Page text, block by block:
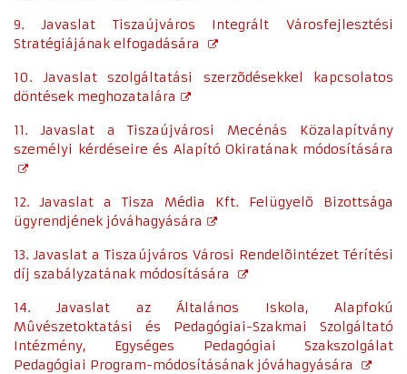
9. Javaslat Tiszaújváros Integrált Városfejlesztési
Stratégiájának elfogadására
10. Javaslat szolgáltatási szerzõdésekkel kapcsolatos
döntések meghozatalára
11. Javaslat a Tiszaújvárosi Mecénás Közalapítvány
személyi kérdéseire és Alapító Okiratának módosítására
12. Javaslat a Tisza Média Kft. Felügyelõ Bizottsága
ügyrendjének jóváhagyására
13. Javaslat a Tiszaújváros Városi Rendelõintézet Térítési
díj szabályzatának módosítására
14. Javaslat az Általános Iskola, Alapfokú
Mûvészetoktatási és Pedagógiai-Szakmai Szolgáltató
Intézmény, Egységes Pedagógiai Szakszolgálat
Pedagógiai Program-módosításának jóváhagyására